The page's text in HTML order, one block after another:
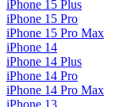
iPhone 15 Plus
iPhone 15 Pro
iPhone 15 Pro Max
iPhone 14
iPhone 14 Plus
iPhone 14 Pro
iPhone 14 Pro Max
iPhone 13